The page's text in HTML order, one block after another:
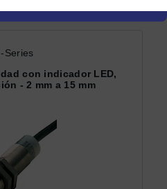
Series
con indicador LED,
- 2 mm a 15 mm